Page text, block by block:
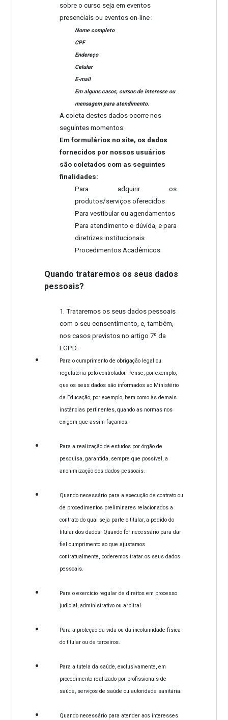
sobre o curso seja em eventos
presenciais ou eventos on-line :
Nome completo
CPF
Endereço
Celular
E-mail
Em alguns casos, cursos de interesse ou
mensagem para atendimento.
A coleta destes dados ocorre nos
seguintes momentos:
Em formulários no site, os dados
fornecidos por nossos usuários
são coletados com as seguintes
finalidades:
Para adquirir os
produtos/serviços oferecidos
Para vestibular ou agendamentos
Para atendimento e dúvida, e para
diretrizes institucionais
Procedimentos Acadêmicos
Quando trataremos os seus dados
pessoais?
1. Trataremos os seus dados pessoais
com o seu consentimento, e, também,
nos casos previstos no artigo 7º da
LGPD:
Para o cumprimento de obrigação legal ou
regulatória pelo controlador. Pense, por exemplo,
que os seus dados são informados ao Ministério
da Educação, por exemplo, bem como às demais
instâncias pertinentes, quando as normas nos
exigem que assim façamos.
Para a realização de estudos por órgão de
pesquisa, garantida, sempre que possível, a
anonimização dos dados pessoais.
Quando necessário para a execução de contrato ou
de procedimentos preliminares relacionados a
contrato do qual seja parte o titular, a pedido do
titular dos dados. Quando for necessário para dar
fiel cumprimento ao que ajustamos
contratualmente, poderemos tratar os seus dados
pessoais.
Para o exercício regular de direitos em processo
judicial, administrativo ou arbitral.
Para a proteção da vida ou da incolumidade física
do titular ou de terceiros.
Para a tutela da saúde, exclusivamente, em
procedimento realizado por profissionais de
saúde, serviços de saúde ou autoridade sanitária.
Quando necessário para atender aos interesses